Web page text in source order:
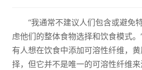
“我通常不建议人们包含或避免
虑他们的整体食物选择和饮食模式。
有人想在饮食中添加可溶性纤维，
择，但它并不是唯一的可溶性纤维